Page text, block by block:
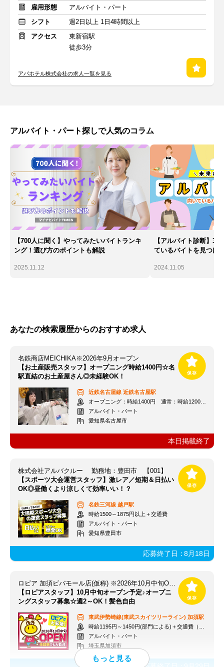
雇用形態
アルバイト・パート
シフト
週2日以上 1日4時間以上
アクセス
東新宿駅
徒歩3分
アパホテル株式会社の求人一覧を見る
アルバイト・パート探しで人気のコラム
【700人に聞く】やってみたいバイトランキ
ング！選び方のポイントも解説
2025.11.12
【アルバイト診断】
ているバイトを見つけ
2024.11.05
あなたの検索履歴からのおすすめ求人
名鉄商店MEICHIKA※2026年9月オープン
【お土産販売スタッフ】オープニング時給1400円☆名
駅直結のお土産屋さん◎未経験OK！
近鉄名古屋線 近鉄名古屋駅
オープニング：時給1400円 通常：時給1200円～＋交通費全額支給
アルバイト・パート
愛知県名古屋市
本日掲載終了
株式会社アルバクルー 勤務地：豊田市 【001】
【スポーツ大会運営スタッフ】激レア／短期＆日払い
OK◎昼働くより涼しくて効率いい！？
名鉄三河線 越戸駅
時給1500～1875円以上＋交通費
アルバイト・パート
愛知県豊田市
応募終了日：8月18日
【ロピアスタッフ】10月中旬オープン予定♪オープニ
ングスタッフ募集☆週2～OK！髪色自由
東武伊勢崎線(東武スカイツリーライン) 加須駅
時給1195円～1450円(部門による)＋交通費（社内規定）
アルバイト・パート
埼玉県加須市